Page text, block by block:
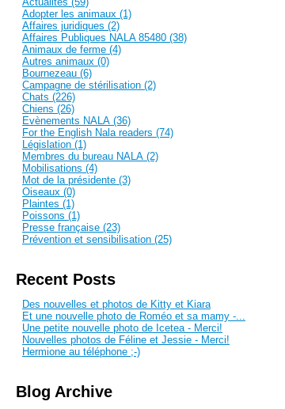
Adopter les animaux (1)
Affaires juridiques (2)
Affaires Publiques NALA 85480 (38)
Animaux de ferme (4)
Autres animaux (0)
Bournezeau (6)
Campagne de stérilisation (2)
Chats (226)
Chiens (26)
Evènements NALA (36)
For the English Nala readers (74)
Législation (1)
Membres du bureau NALA (2)
Mobilisations (4)
Mot de la présidente (3)
Oiseaux (0)
Plaintes (1)
Poissons (1)
Presse française (23)
Prévention et sensibilisation (25)
Recent Posts
Des nouvelles et photos de Kitty et Kiara
Et une nouvelle photo de Roméo et sa mamy -...
Une petite nouvelle photo de Icetea - Merci!
Nouvelles photos de Féline et Jessie - Merci!
Hermione au téléphone ;-)
Blog Archive